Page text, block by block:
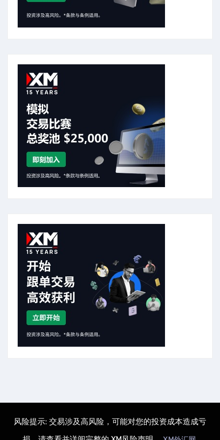
风险提示: 交易涉及高风险，可能对您的投资成本造成亏